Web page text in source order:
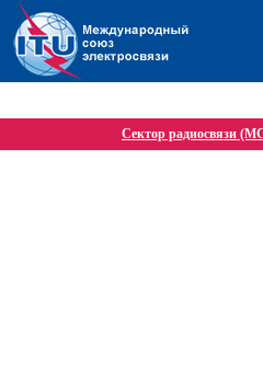
Сектор радиосвязи